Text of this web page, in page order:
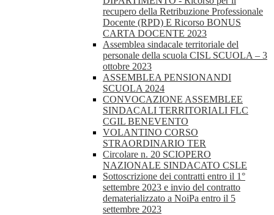
recupero della Retribuzione Professionale
Docente (RPD) E Ricorso BONUS
CARTA DOCENTE 2023
Assemblea sindacale territoriale del
personale della scuola CISL SCUOLA – 3
ottobre 2023
ASSEMBLEA PENSIONANDI
SCUOLA 2024
CONVOCAZIONE ASSEMBLEE
SINDACALI TERRITORIALI FLC
CGIL BENEVENTO
VOLANTINO CORSO
STRAORDINARIO TER
Circolare n. 20 SCIOPERO
NAZIONALE SINDACATO CSLE
Sottoscrizione dei contratti entro il 1°
settembre 2023 e invio del contratto
dematerializzato a NoiPa entro il 5
settembre 2023